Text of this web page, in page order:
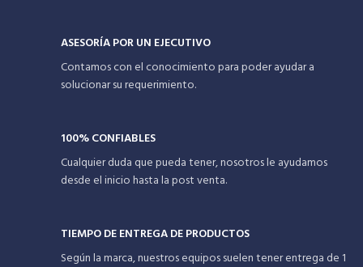
ASESORÍA POR UN EJECUTIVO
Contamos con el conocimiento para poder ayudar a
solucionar su requerimiento.
100% CONFIABLES
Cualquier duda que pueda tener, nosotros le ayudamos
desde el inicio hasta la post venta.
TIEMPO DE ENTREGA DE PRODUCTOS
Según la marca, nuestros equipos suelen tener entrega de 1